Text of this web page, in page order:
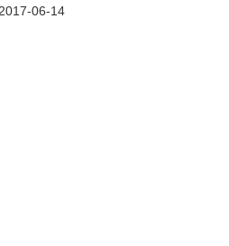
06-14